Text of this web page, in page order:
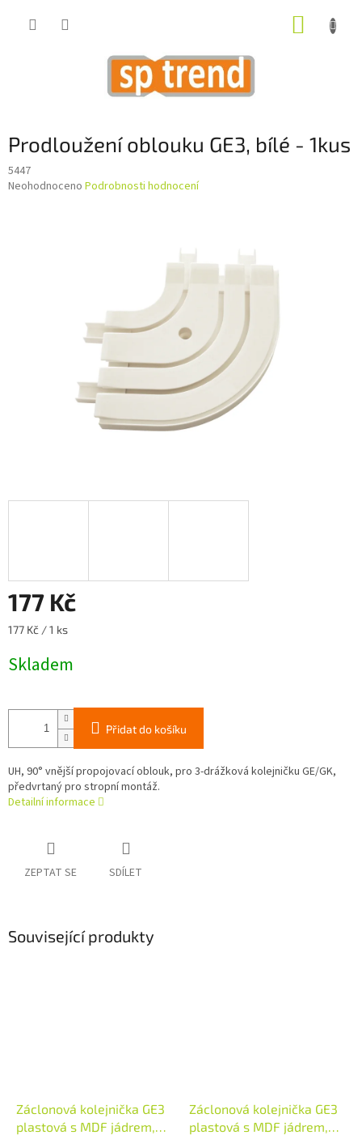
Prodloužení oblouku GE3, bílé - 1kus
5447
Průměrné
Neohodnoceno Podrobnosti hodnocení
177 Kč
Měrná
177 Kč / 1 ks
Skladem
Přidat do košíku
UH, 90° vnější propojovací oblouk, pro 3-drážková kolejničku GE/GK,
předvrtaný pro stropní montáž.
Detailní informace
ZEPTAT SE SDÍLET
Související produkty
Záclonová kolejnička GE3
plastová s MDF jádrem,
Záclonová kolejnička GE3
plastová s MDF jádrem,